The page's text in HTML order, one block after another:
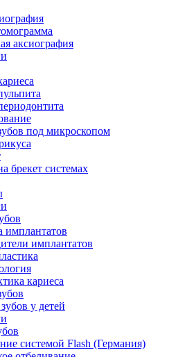
аксиография
под микроскопом
брекет системах
имплантатов
имплантатов
кариеса
у детей
системой Flash (Германия)